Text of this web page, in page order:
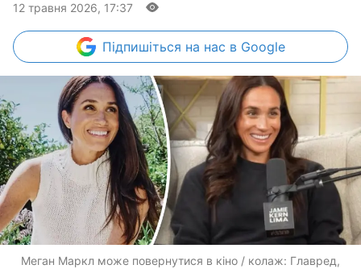
12 травня 2026, 17:37
Підпишіться на нас в Google
Меган Маркл може повернутися в кіно / колаж: Главред,